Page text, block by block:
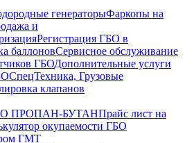
генераторыФаркопы на
и
Регистрация ГБО в
баллоновСервисное обслуживание
ГБОДополнительные услуги
СпецТехника, Грузовые
клапанов
ПРОПАН-БУТАНПрайс лист на
окупаемости ГБО
ГМТ